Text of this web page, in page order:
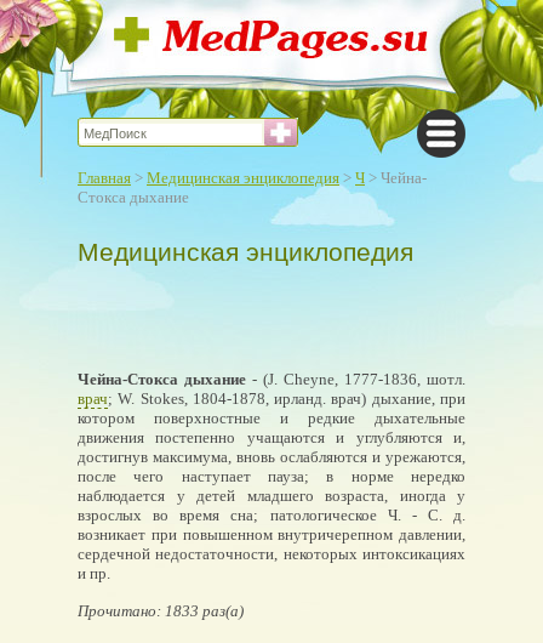
Главная > Медицинская энциклопедия > Ч > Чейна-
Стокса дыхание
Медицинская энциклопедия
Чейна-Стокса дыхание - (J. Cheyne, 1777-1836, шотл.
врач; W. Stokes, 1804-1878, ирланд. врач) дыхание, при
котором поверхностные и редкие дыхательные
движения постепенно учащаются и углубляются и,
достигнув максимума, вновь ослабляются и урежаются,
после чего наступает пауза; в норме нередко
наблюдается у детей младшего возраста, иногда у
взрослых во время сна; патологическое Ч. - С. д.
возникает при повышенном внутричерепном давлении,
сердечной недостаточности, некоторых интоксикациях
и пр.
Прочитано: 1833 раз(а)